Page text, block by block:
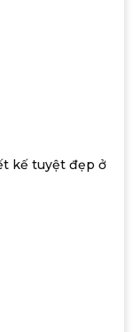
kế tuyệt đẹp ở